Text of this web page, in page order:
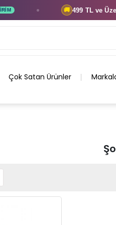
499 TL ve Üzeri
Çok Satan Ürünler